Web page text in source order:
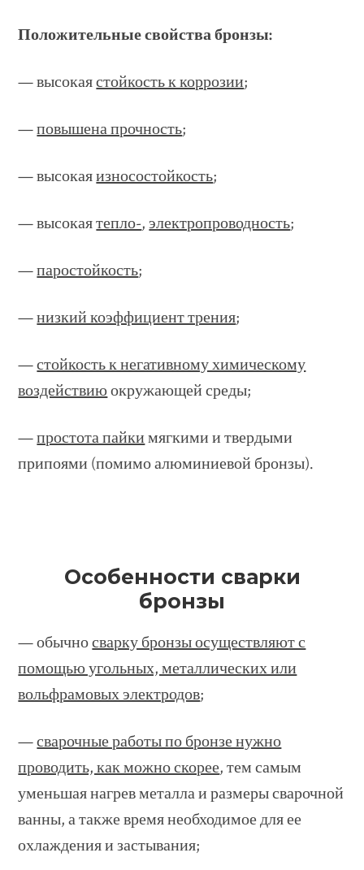
Положительные свойства бронзы:
— высокаястойкость к коррозии;
—повышена прочность;
— высокаяизносостойкость;
— высокаятепло-,электропроводность;
—паростойкость;
—низкий коэффициент трения;
—стойкость к негативному химическому
воздействиюокружающей среды;
—простота пайкимягкими и твердыми
припоями (помимо алюминиевой бронзы).
Особенности сварки
бронзы
— обычносварку бронзы осуществляют с
помощью угольных, металлических или
вольфрамовых электродов;
—сварочные работы по бронзе нужно
проводить, как можно скорее, тем самым
уменьшая нагрев металла и размеры сварочной
ванны, а также время необходимое для ее
охлаждения и застывания;